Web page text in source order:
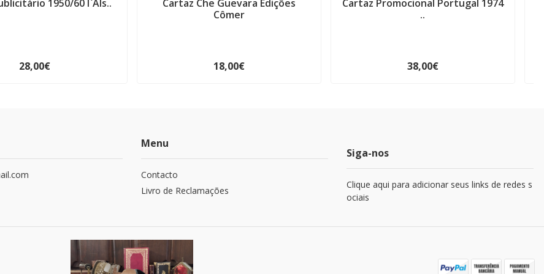
1950/60 l`Als..
28,00€
Cartaz Che Guevara Edições
Cômer
18,00€
Cartaz Promocional Portugal 1974
..
38,00€
Menu
Contacto
Livro de Reclamações
Siga-nos
Clique aqui para adicionar seus links de redes s
ociais